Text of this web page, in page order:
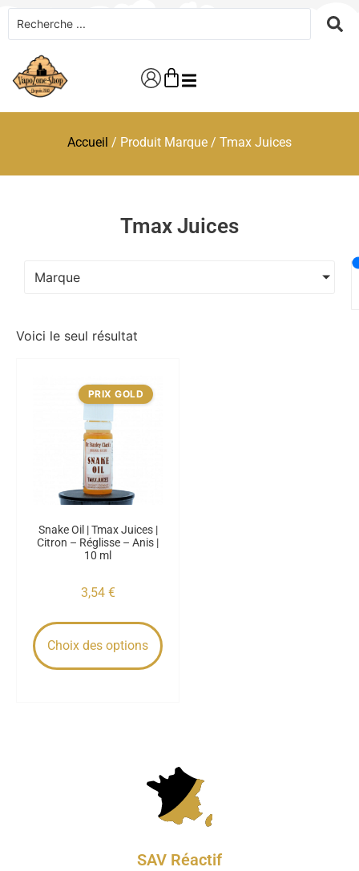
Accueil / Produit Marque / Tmax Juices
Tmax Juices
Marque
Voici le seul résultat
PRIX GOLD
Snake Oil | Tmax Juices |
Citron – Réglisse – Anis |
10 ml
3,54 €
Choix des options
SAV Réactif